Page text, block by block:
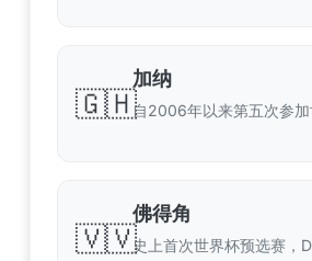
🇬🇭
加纳
自2006年以来第五次参
🇻🇻
佛得角
史上首次世界杯预选赛，